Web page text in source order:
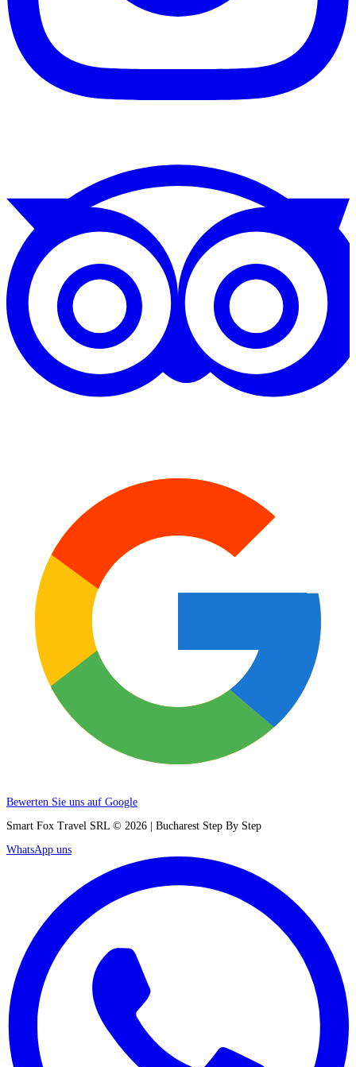
Bewerten Sie uns auf Google
Smart Fox Travel SRL © 2026 | Bucharest Step By Step
WhatsApp uns